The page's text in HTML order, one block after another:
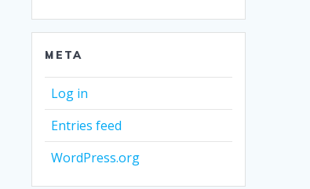
META
Log in
Entries feed
WordPress.org